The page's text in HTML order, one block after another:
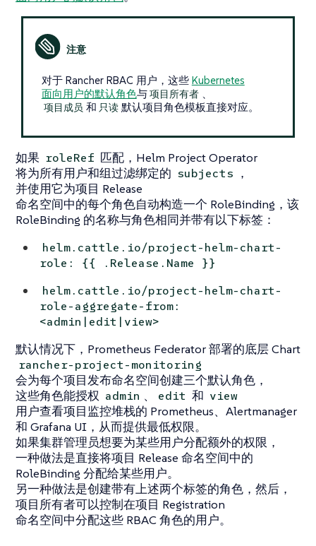
对于 Rancher RBAC 用户，这些 Kubernetes
面向用户的默认角色与项目所有者 、
项目成员 和 只读 默认项目角色模板直接对应。
如果 roleRef 匹配，Helm Project Operator
将为所有用户和组过滤绑定的 subjects ，
并使用它为项目 Release
命名空间中的每个角色自动构造一个 RoleBinding，该
RoleBinding 的名称与角色相同并带有以下标签：
helm.cattle.io/project-helm-chart-
role: {{ .Release.Name }}
helm.cattle.io/project-helm-chart-
role-aggregate-from:
<admin|edit|view>
默认情况下，Prometheus Federator 部署的底层 Chart
rancher-project-monitoring
会为每个项目发布命名空​​间创建三个默认角色，
这些角色能授权 admin 、 edit 和 view
用户查看项目监控堆栈的 Prometheus、Alertmanager
和 Grafana UI，从而提供最低权限。
如果集群管理员想要为某些用户分配额外的权限，
一种做法是直接将项目 Release 命名空间中的
RoleBinding 分配给某些用户。
另一种做法是创建带有上述两个标签的角色，然后，
项目所有者可以控制在项目 Registration
命名空间中分配这些 RBAC 角色的用户。